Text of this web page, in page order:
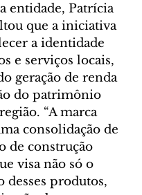
entidade, Patrícia
que a iniciativa
a identidade
e serviços locais,
geração de renda
do patrimônio
“A marca
consolidação de
de construção
visa não só o
desses produtos,